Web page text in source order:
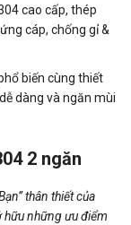
cao cấp, thép
cáp, chống gỉ &
biến cùng thiết
dàng và ngăn mùi
2 ngăn
thân thiết của
những ưu điểm